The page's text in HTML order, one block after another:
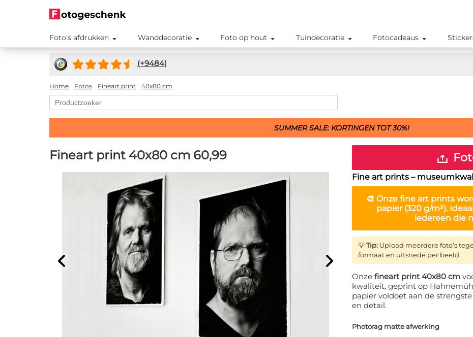
Foto's afdrukken Wanddecoratie Foto op hout Tuindecoratie Fotocadeaus
(+9484)
Home Fotos Fineart print 40x80 cm
SUMMER SALE: KORTINGEN TOT 30%!
Fineart print 40x80 cm 60,99
Fine art prints –
🎨 Onze fine art prints
papier (320 g/m²).
iedereen die
💡Tip: Upload meerdere foto’s
formaat en uitsnede per beeld.
Onze fineart print 40x80 cm
kwaliteit, geprint op
papier voldoet aan de
en detail.
Photorag matte afwerking